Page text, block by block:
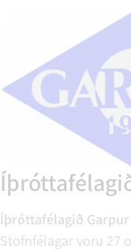
Íþróttafélagið Garpur
Stofnfélagar voru 27